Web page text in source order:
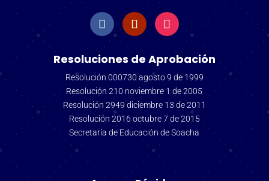
Resoluciones de Aprobación
Resolución 000730 agosto 9 de 1999
Resolución 210 noviembre 1 de 2005
Resolución 2949 diciembre 13 de 2011
Resolución 2016 octubre 7 de 2015
Secretaría de Educación de Soacha